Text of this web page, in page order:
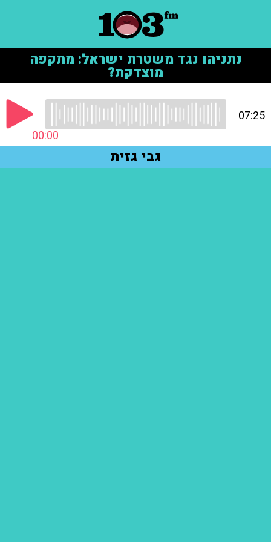
נתניהו נגד משטרת ישראל: מתקפה
מוצדקת?
00:00
07:25
גבי גזית